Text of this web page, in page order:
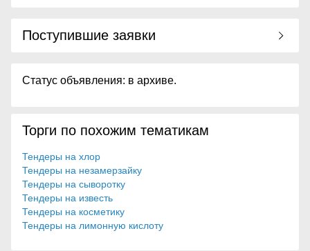
Поступившие заявки
Статус объявления: в архиве.
Торги по похожим тематикам
Тендеры на хлор
Тендеры на незамерзайку
Тендеры на сыворотку
Тендеры на известь
Тендеры на косметику
Тендеры на лимонную кислоту